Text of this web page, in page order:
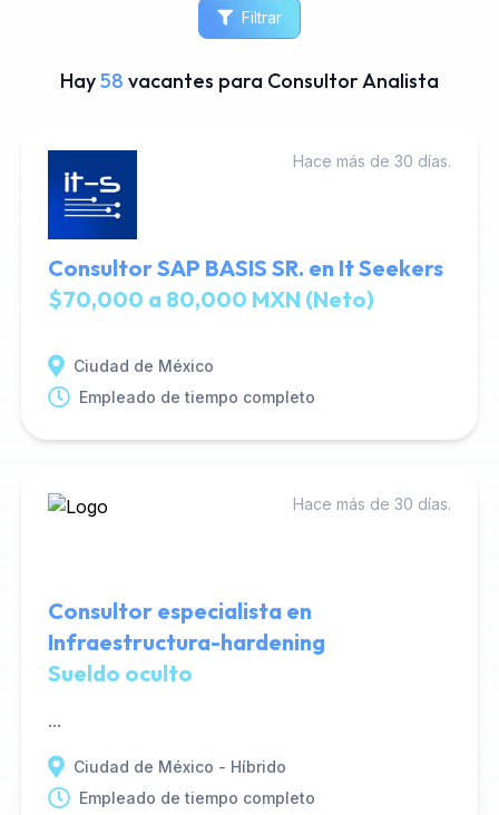
Filtrar
Hay58 vacantes para Consultor Analista
Hace más de 30 días.
Consultor SAP BASIS SR. en It Seekers
$70,000 a 80,000 MXN (Neto)
Ciudad de México
Empleado de tiempo completo
Hace más de 30 días.
Consultor especialista en
Infraestructura-hardening
Sueldo oculto
...
Ciudad de México - Híbrido
Empleado de tiempo completo